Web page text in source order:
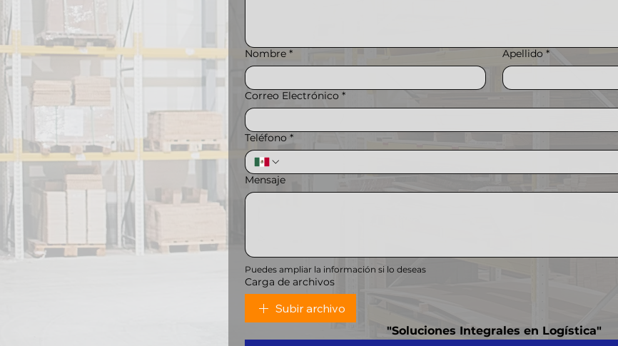
Nombre * Apellido *
Correo Electrónico *
Teléfono *
Mensaje
Puedes ampliar la información si lo deseas
Carga de archivos
Subir archivo
"Soluciones Integrales en Logística"